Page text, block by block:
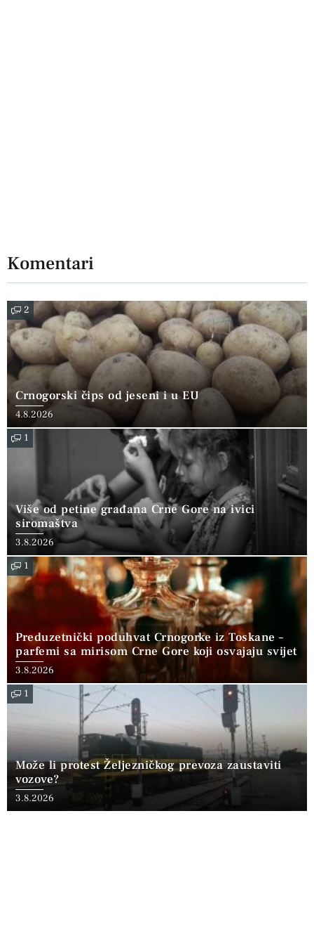
Komentari
2
Crnogorski čips od jeseni i u EU
4.8.2026
1
Više od petine građana Crne Gore na ivici
siromaštva
3.8.2026
1
Preduzetnički poduhvat Crnogorke iz Toskane –
parfemi sa mirisom Crne Gore koji osvajaju svijet
3.8.2026
1
Može li protest Željezničkog prevoza zaustaviti
vozove?
3.8.2026